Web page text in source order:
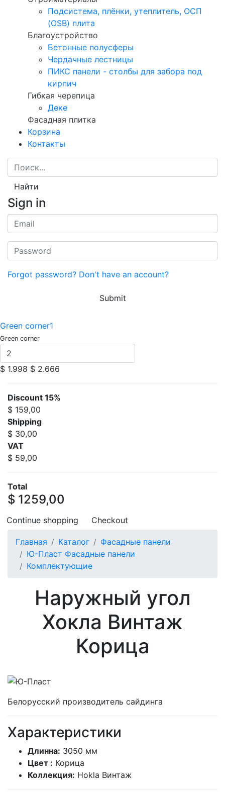
Подсистема, плёнки, утеплитель, ОСП
(OSB) плита
Благоустройство
Бетонные полусферы
Чердачные лестницы
ПИКС панели - столбы для забора под
кирпич
Гибкая черепица
Деке
Фасадная плитка
Корзина
Контакты
Найти
Sign in
Forgot password? Don't have an account?
Submit
Green corner1
Green corner
$ 1.998 $ 2.666
Discount 15%
$ 159,00
Shipping
$ 30,00
VAT
$ 59,00
Total
$ 1259,00
Continue shopping Checkout
Главная Каталог
Фасадные панели
Ю-Пласт Фасадные панели
Комплектующие
Наружный угол
Хокла Винтаж
Корица
Белорусский производитель сайдинга
Характеристики
Длинна: 3050 мм
Цвет : Корица
Коллекция: Hokla Винтаж